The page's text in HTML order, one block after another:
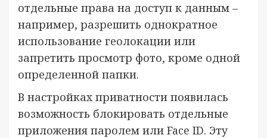
отдельные права на доступ к данным –
например, разрешить однократное
использование геолокации или
запретить просмотр фото, кроме одной
определенной папки.
В настройках приватности появилась
возможность блокировать отдельные
приложения паролем или Face ID. Эту